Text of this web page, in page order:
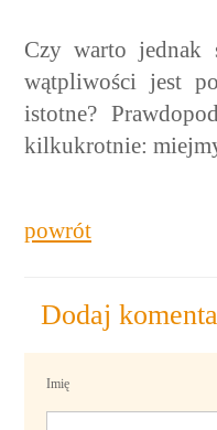
Czy warto jednak
wątpliwości jest
istotne?
kilkukrotnie:
powrót
Dodaj
Imię